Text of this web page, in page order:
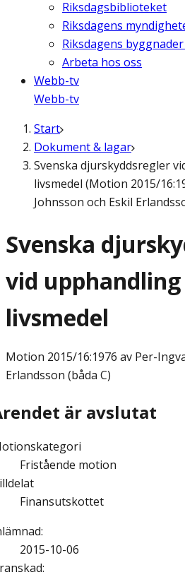
Riksdagsbiblioteket
Riksdagens
Riksdagens
Arbeta hos oss
Webb-tv
Webb-tv
Start
Dokument & lagar
Svenska djurskyddsregler
livsmedel (Motion 2015/
Johnsson och Eskil
Svenska
vid
livsmedel
Motion 2015/16:1976 av Per-
Erlandsson (båda C)
är avslutat
Fristående motion
Finansutskottet
:
2015-10-06
: